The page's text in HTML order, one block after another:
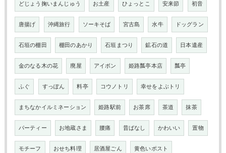
どじょう掬いまんじゅう お土産 ひょっとこ 安来節 初音
唐揚げ 沖縄旅行 ソーキそば 宮古島 水牛 ドッグラン
石垣の棚田 棚田のあかり 石垣まつり 鉱石の道 日本遺産
金のなる木の花 廃屋 アイボン 姫路瓢亭本店 瓢亭
ふぐ すっぽん 料亭 コウノトリ 幸せをよぶトリ
まちなかイルミネーション 姫路駅前 お茶席 茶道 抹茶
パーティー お地蔵さま 腰痛 昔ばなし かわいい 置物
モチーフ おせち料理 居酒屋ごん 黄色いポスト